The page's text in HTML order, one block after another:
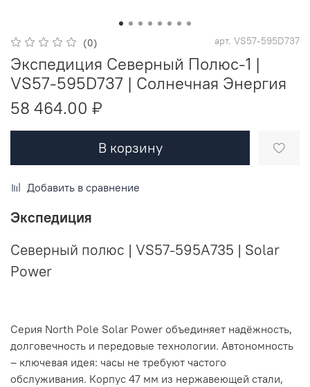
(0) арт. VS57-595D737
Экспедиция Северный Полюс-1 |
VS57-595D737 | Солнечная Энергия
58 464.00 ₽
В корзину
Добавить в сравнение
Экспедиция
Северный полюс | VS57-595A735 | Solar
Power
Серия North Pole Solar Power объединяет надёжность,
долговечность и передовые технологии. Автономность
– ключевая идея: часы не требуют частого
обслуживания. Корпус 47 мм из нержавеющей стали,